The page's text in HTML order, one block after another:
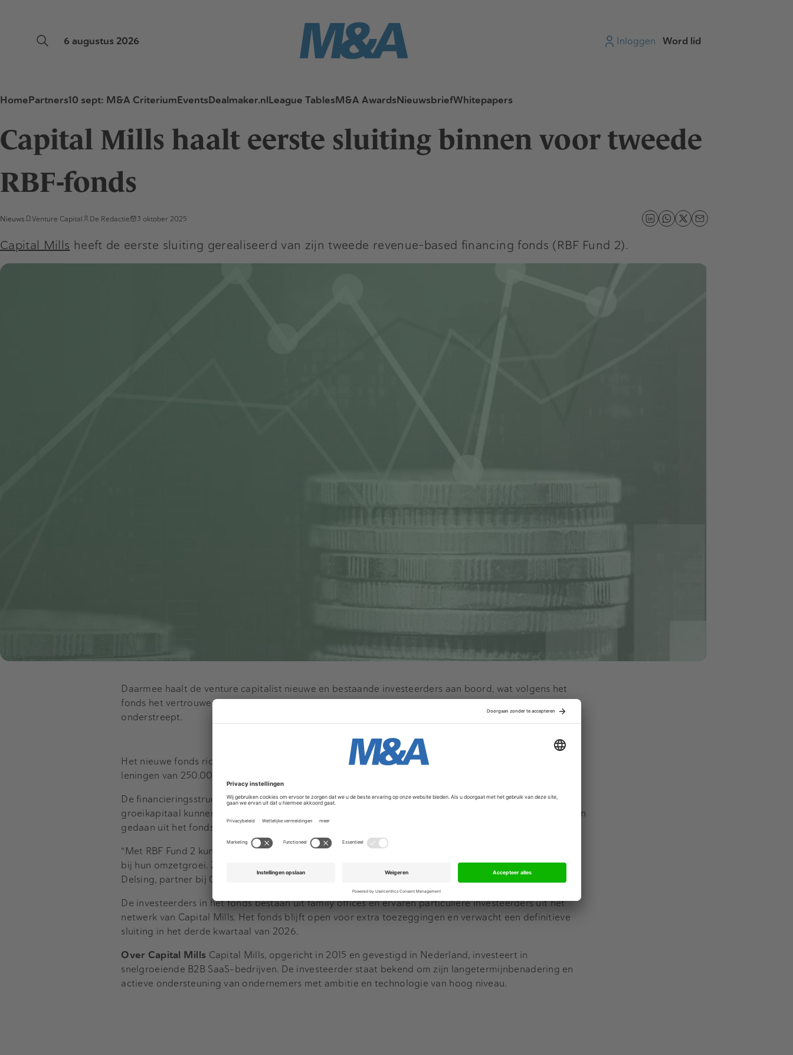
6 augustus 2026 Inloggen Word lid
HomePartners10 sept: M&A CriteriumEventsDealmaker.nlLeague TablesM&A AwardsNieuwsbriefWhitepapers
Capital Mills haalt eerste sluiting binnen voor tweede
RBF-fonds
Nieuws Venture Capital De Redactie 3 oktober 2025
Capital Mills heeft de eerste sluiting gerealiseerd van zijn tweede revenue-based financing fonds (RBF Fund 2).
Daarmee haalt de venture capitalist nieuwe en bestaande investeerders aan boord, wat volgens het
fonds het vertrouwen in deze niet-verwaterende financieringsvorm voor technologiebedrijven
onderstreept.
Advertentie
Het nieuwe fonds richt zich op groeiende technologiebedrijven in Noordwest-Europa en verstrekt
leningen van 250.000 euro tot 2,5 miljoen euro.
De financieringsstructuur is gekoppeld aan terugkerende omzet, zodat ondernemers extra
groeikapitaal kunnen aantrekken zonder aandelenbelang af te staan. Inmiddels zijn al vier investeringen
gedaan uit het fonds; namen van de bedrijven worden binnenkort bekendgemaakt.
“Met RBF Fund 2 kunnen we ondernemers opnieuw flexibele financieringsvormen bieden die aansluiten
bij hun omzetgroei. Zo ontstaat duurzame groei zonder verwatering voor de oprichters”, zegt René
Delsing, partner bij Capital Mills.
De investeerders in het fonds bestaan uit family offices en ervaren particuliere investeerders uit het
netwerk van Capital Mills. Het fonds blijft open voor extra toezeggingen en verwacht een definitieve
sluiting in het derde kwartaal van 2026.
Over Capital Mills Capital Mills, opgericht in 2015 en gevestigd in Nederland, investeert in
snelgroeiende B2B SaaS-bedrijven. De investeerder staat bekend om zijn langetermijnbenadering en
actieve ondersteuning van ondernemers met ambitie en technologie van hoog niveau.